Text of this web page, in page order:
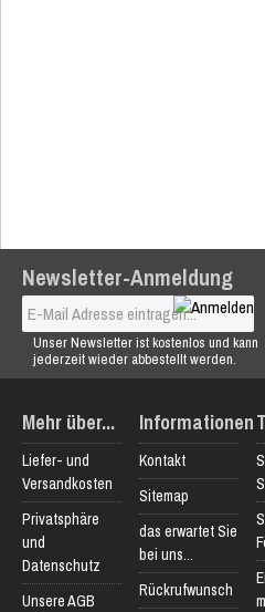
Newsletter-Anmeldung
Unser Newsletter ist kostenlos und kann
jederzeit wieder abbestellt werden.
Mehr über...
Liefer- und
Versandkosten
Privatsphäre
und
Datenschutz
Unsere AGB
Informationen
Kontakt
Sitemap
das erwartet Sie
bei uns...
Rückrufwunsch